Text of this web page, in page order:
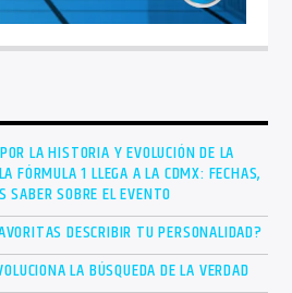
LA HISTORIA Y EVOLUCIÓN DE LA
FÓRMULA 1 LLEGA A LA CDMX: FECHAS,
SABER SOBRE EL EVENTO
DESCRIBIR TU PERSONALIDAD?
LA BÚSQUEDA DE LA VERDAD